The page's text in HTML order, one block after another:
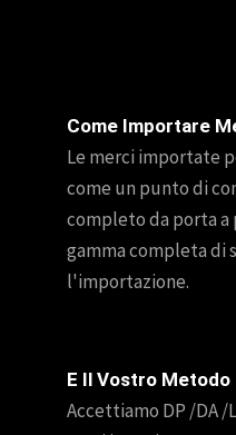
Come Importare
Le merci importate
come un punto di
completo da porta a
gamma completa di
l'importazione.
E Il Vostro Metodo
Accettiamo DP /DA /